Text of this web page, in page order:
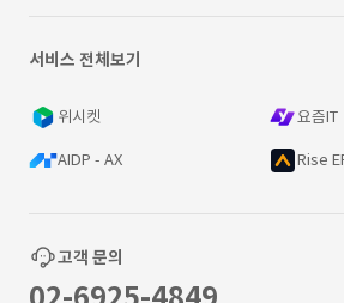
서비스 전체보기
위시켓 요즘IT
AIDP - AX Rise
고객 문의